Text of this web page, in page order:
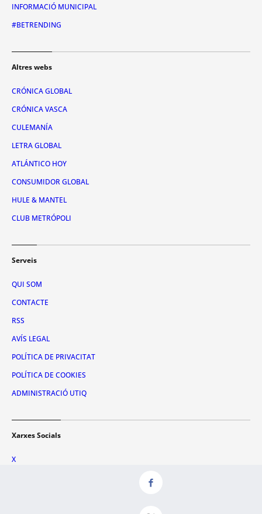
INFORMACIÓ MUNICIPAL
#BETRENDING
Altres webs
CRÓNICA GLOBAL
CRÓNICA VASCA
CULEMANÍA
LETRA GLOBAL
ATLÁNTICO HOY
CONSUMIDOR GLOBAL
HULE & MANTEL
CLUB METRÓPOLI
Serveis
QUI SOM
CONTACTE
RSS
AVÍS LEGAL
POLÍTICA DE PRIVACITAT
POLÍTICA DE COOKIES
ADMINISTRACIÓ UTIQ
Xarxes Socials
X